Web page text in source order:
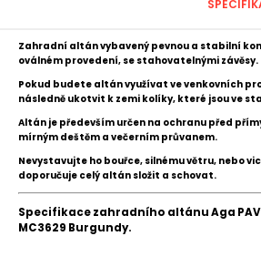
Zahradní altán vybavený pevnou a stabilní
oválném provedení, se stahovatelnými závěsy.
Pokud budete altán využívat ve venkovních
následně ukotvit k zemi kolíky, které jsou ve
Altán je především určen na ochranu před
mírným deštěm a večerním průvanem.
Nevystavujte ho bouřce, silnému větru, nebo
doporučuje celý altán složit a schovat.
Specifikace zahradního altánu Aga
MC3629 Burgundy.